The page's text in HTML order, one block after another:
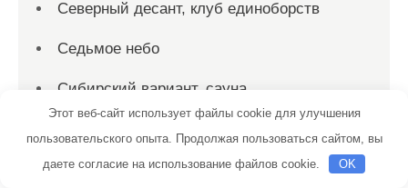
Северный десант, клуб единоборств
Седьмое небо
Сибирский вариант, сауна
Скиф, автомойка
Этот веб-сайт использует файлы cookie для улучшения
пользовательского опыта. Продолжая пользоваться сайтом, вы
даете согласие на использование файлов cookie.
OK